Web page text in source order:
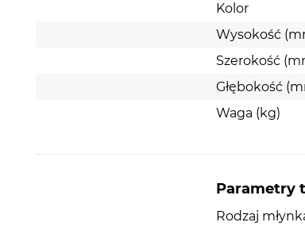
Kolor
Wysokość
Szerokość
Głębokość
Waga (kg)
Parametry
Rodzaj